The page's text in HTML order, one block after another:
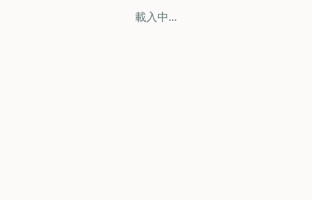
載入中...